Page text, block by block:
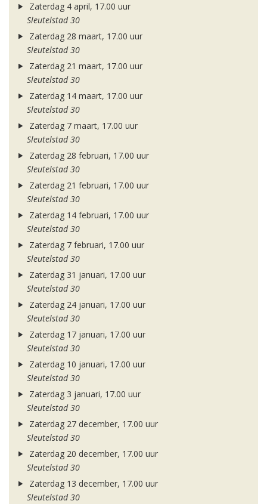
Zaterdag 4 april, 17.00 uur
Sleutelstad 30
Zaterdag 28 maart, 17.00 uur
Sleutelstad 30
Zaterdag 21 maart, 17.00 uur
Sleutelstad 30
Zaterdag 14 maart, 17.00 uur
Sleutelstad 30
Zaterdag 7 maart, 17.00 uur
Sleutelstad 30
Zaterdag 28 februari, 17.00 uur
Sleutelstad 30
Zaterdag 21 februari, 17.00 uur
Sleutelstad 30
Zaterdag 14 februari, 17.00 uur
Sleutelstad 30
Zaterdag 7 februari, 17.00 uur
Sleutelstad 30
Zaterdag 31 januari, 17.00 uur
Sleutelstad 30
Zaterdag 24 januari, 17.00 uur
Sleutelstad 30
Zaterdag 17 januari, 17.00 uur
Sleutelstad 30
Zaterdag 10 januari, 17.00 uur
Sleutelstad 30
Zaterdag 3 januari, 17.00 uur
Sleutelstad 30
Zaterdag 27 december, 17.00 uur
Sleutelstad 30
Zaterdag 20 december, 17.00 uur
Sleutelstad 30
Zaterdag 13 december, 17.00 uur
Sleutelstad 30